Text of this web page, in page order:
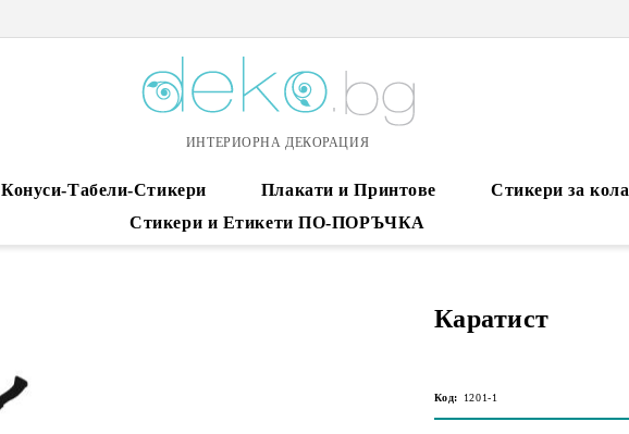
ИНТЕРИОРНА ДЕКОРАЦИЯ
Конуси-Табели-Стикери Плакати и Принтове Стикери за кола
Стикери и Етикети ПО-ПОРЪЧКА
Каратист
Код: 1201-1